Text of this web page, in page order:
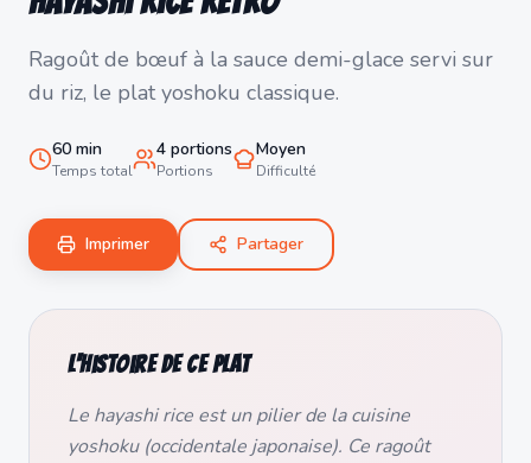
Ragoût de bœuf à la sauce demi-glace servi sur
du riz, le plat yoshoku classique.
60 min
Temps total
4 portions
Portions
Moyen
Difficulté
Imprimer Partager
L'histoire de ce plat
Le hayashi rice est un pilier de la cuisine
yoshoku (occidentale japonaise). Ce ragoût